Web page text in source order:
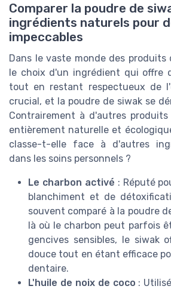
Comparer la poudre de
ingrédients naturels pour
impeccables
Dans le vaste monde des produits
le choix d'un ingrédient qui offre
tout en restant respectueux de
crucial, et la poudre de siwak se
Contrairement à d'autres
entièrement naturelle et
classe-t-elle face à d'autres
dans les soins personnels ?
Le charbon activé : Réputé
blanchiment et de
souvent comparé à la poudre
là où le charbon peut parfois
gencives sensibles, le siwak
douce tout en étant efficace
dentaire.
L'huile de noix de coco :